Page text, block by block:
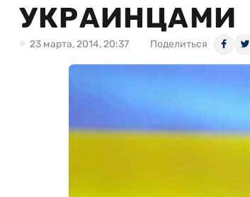
УКРАИНЦАМИ
23 марта, 2014, 20:37 Поделиться